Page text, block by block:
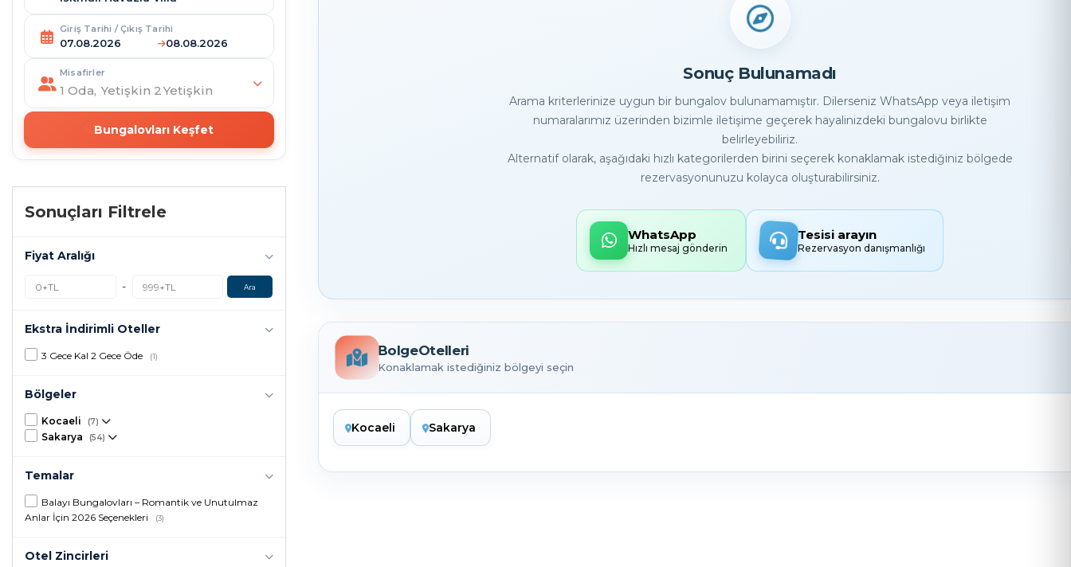
Giriş Tarihi / Çıkış Tarihi
Misafirler
1 Oda, Yetişkin 2Yetişkin
Bungalovları Keşfet
Sonuçları Filtrele
Fiyat Aralığı
- Ara
Ekstra İndirimli Oteller
3 Gece Kal 2 Gece Öde (1)
Bölgeler
Kocaeli (7)
Sakarya (54)
Temalar
Balayı Bungalovları – Romantik ve Unutulmaz
Anlar İçin 2026 Seçenekleri
(3)
Otel Zincirleri
Sonuç Bulunamadı
Arama kriterlerinize uygun bir bungalov bulunamamıştır. Dilerseniz WhatsApp veya iletişim
numaralarımız üzerinden bizimle iletişime geçerek hayalinizdeki bungalovu birlikte
belirleyebiliriz.
Alternatif olarak, aşağıdaki hızlı kategorilerden birini seçerek konaklamak istediğiniz bölgede
rezervasyonunuzu kolayca oluşturabilirsiniz.
WhatsApp
Hızlı mesaj gönderin
Tesisi arayın
Rezervasyon danışmanlığı
BolgeOtelleri
Konaklamak istediğiniz bölgeyi seçin
Kocaeli Sakarya